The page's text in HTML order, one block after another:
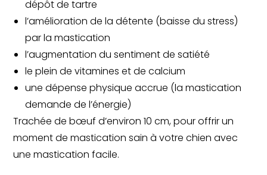
dépôt de tartre
l’amélioration de la détente (baisse du stress)
par la mastication
l’augmentation du sentiment de satiété
le plein de vitamines et de calcium
une dépense physique accrue (la mastication
demande de l’énergie)
Trachée de bœuf d’environ 10 cm, pour offrir un
moment de mastication sain à votre chien avec
une mastication facile.